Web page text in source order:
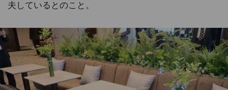
夫しているとのこと。